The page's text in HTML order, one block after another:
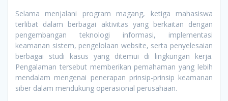
Selama menjalani program magang, ketiga mahasiswa
terlibat dalam berbagai aktivitas yang berkaitan dengan
pengembangan teknologi informasi, implementasi
keamanan sistem, pengelolaan website, serta penyelesaian
berbagai studi kasus yang ditemui di lingkungan kerja.
Pengalaman tersebut memberikan pemahaman yang lebih
mendalam mengenai penerapan prinsip-prinsip keamanan
siber dalam mendukung operasional perusahaan.